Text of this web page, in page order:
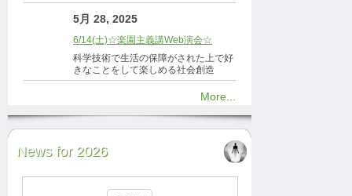
5月 28, 2025
6/14(土)☆楽園主義講Web演会☆
科学技術で生活の保障がされた上で好
きなことをして楽しめる社会創造
More...
News for 2026